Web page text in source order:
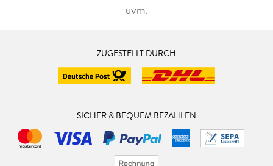
uvm.
ZUGESTELLT DURCH
SICHER & BEQUEM BEZAHLEN